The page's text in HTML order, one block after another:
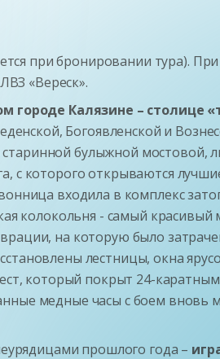
при бронировании тура).
«Вереск».
Калязине – столице
Богоявленской и
булыжной мостовой,
с которого открываются
входила в комплекс
колокольня - самый красивый
на которую было
лестницы, окна
который покрыт 24-каратным
медные часы с боем вновь
прошлого года –